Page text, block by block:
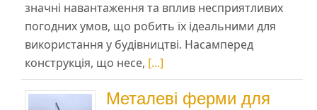
значні навантаження та вплив несприятливих
погодних умов, що робить їх ідеальними для
використання у будівництві. Насамперед
конструкція, що несе, [...]
Металеві ферми для